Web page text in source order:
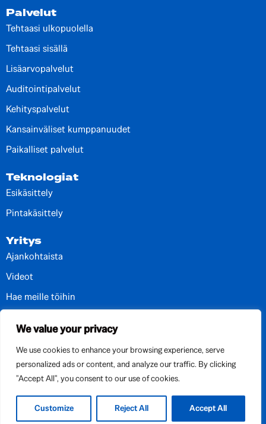
We value your privacy
We use cookies to enhance your browsing experience, serve
personalized ads or content, and analyze our traffic. By clicking
"Accept All", you consent to our use of cookies.
Customize Reject All Accept All
Palvelut
Tehtaasi ulkopuolella
Tehtaasi sisällä
Lisäarvopalvelut
Auditointipalvelut
Kehityspalvelut
Kansainväliset kumppanuudet
Paikalliset palvelut
Teknologiat
Esikäsittely
Pintakäsittely
Yritys
Ajankohtaista
Videot
Hae meille töihin
Privacy policyCookies © FSP For Surface Protection Oy